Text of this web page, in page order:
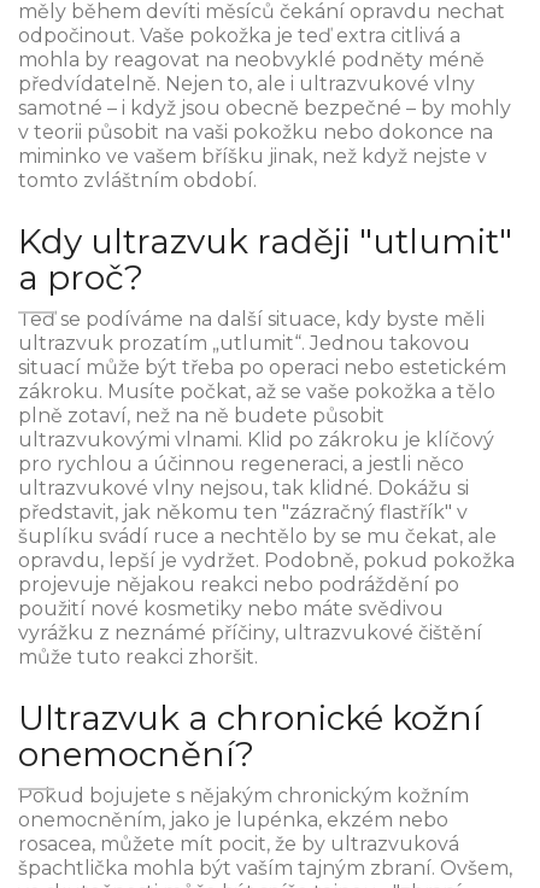
měly během devíti měsíců čekání opravdu nechat
odpočinout. Vaše pokožka je teď extra citlivá a
mohla by reagovat na neobvyklé podněty méně
předvídatelně. Nejen to, ale i ultrazvukové vlny
samotné – i když jsou obecně bezpečné – by mohly
v teorii působit na vaši pokožku nebo dokonce na
miminko ve vašem bříšku jinak, než když nejste v
tomto zvláštním období.
Kdy ultrazvuk raději "utlumit"
a proč?
Teď se podíváme na další situace, kdy byste měli
ultrazvuk prozatím „utlumit“. Jednou takovou
situací může být třeba po operaci nebo estetickém
zákroku. Musíte počkat, až se vaše pokožka a tělo
plně zotaví, než na ně budete působit
ultrazvukovými vlnami. Klid po zákroku je klíčový
pro rychlou a účinnou regeneraci, a jestli něco
ultrazvukové vlny nejsou, tak klidné. Dokážu si
představit, jak někomu ten "zázračný flastřík" v
šuplíku svádí ruce a nechtělo by se mu čekat, ale
opravdu, lepší je vydržet. Podobně, pokud pokožka
projevuje nějakou reakci nebo podráždění po
použití nové kosmetiky nebo máte svědivou
vyrážku z neznámé příčiny, ultrazvukové čištění
může tuto reakci zhoršit.
Ultrazvuk a chronické kožní
onemocnění?
Pokud bojujete s nějakým chronickým kožním
onemocněním, jako je lupénka, ekzém nebo
rosacea, můžete mít pocit, že by ultrazvuková
špachtlička mohla být vaším tajným zbraní. Ovšem,